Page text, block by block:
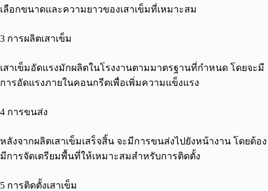
เลือกขนาดและความยาวของเสาเข็มที่เหมาะสม
3 การผลิตเสาเข็ม
เสาเข็มอัดแรงมักผลิตในโรงงานตามมาตรฐานที่กำหนด โดยจะมี
การอัดแรงภายในคอนกรีตเพื่อเพิ่มความแข็งแรง
4 การขนส่ง
หลังจากผลิตเสาเข็มเสร็จสิ้น จะมีการขนส่งไปยังหน้างาน โดยต้อง
มีการจัดเตรียมพื้นที่ให้เหมาะสมสำหรับการติดตั้ง
5 การติดตั้งเสาเข็ม